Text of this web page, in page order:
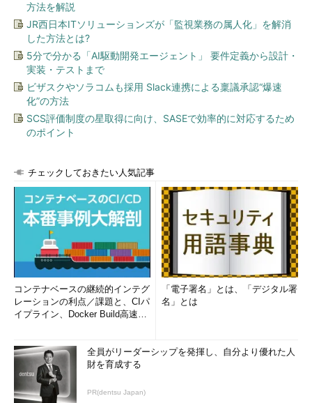
方法を解説
JR西日本ITソリューションズが「監視業務の属人化」を解消
した方法とは?
5分で分かる「AI駆動開発エージェント」 要件定義から設計・
実装・テストまで
ビザスクやソラコムも採用 Slack連携による稟議承認“爆速
化”の方法
SCS評価制度の星取得に向け、SASEで効率的に対応するため
のポイント
チェックしておきたい人気記事
コンテナベースの継続的インテグ
レーションの利点／課題と、CIパ
イプライン、Docker Build高速化
「電子署名」とは、「デジタル署
名」とは
全員がリーダーシップを発揮し、自分より優れた人
財を育成する
PR(dentsu Japan)